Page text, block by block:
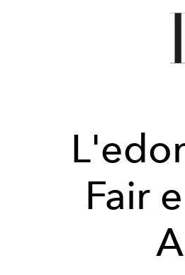
Fair